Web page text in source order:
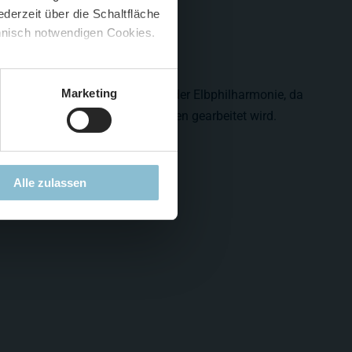
über die Schaltfläche
notwendigen Cookies.
Marketing
Alle zulassen
noch ein vorläufiges Modell der Elbphilharmonie, da
noch fleißig in den Werkstätten gearbeitet wird.